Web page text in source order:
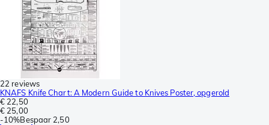
22 reviews
KNAFS Knife Chart: A Modern Guide to Knives Poster, opgerold
€ 22,50
€ 25,00
-10%Bespaar 2,50